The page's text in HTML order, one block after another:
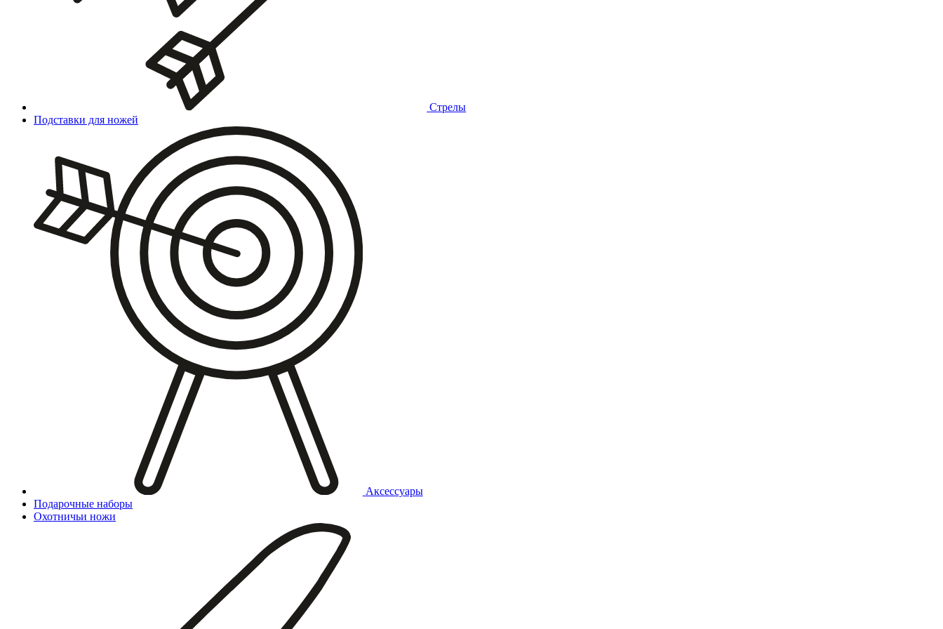
Стрелы
Подставки для ножей
Аксессуары
Подарочные наборы
Охотничьи ножи